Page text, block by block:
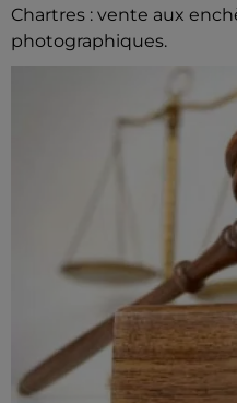
Chartres : vente aux
photographiques.